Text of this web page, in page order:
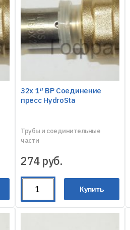
32х 1″ ВР Соединение
пресс HydroSta
Трубы и соединительные
части
274 руб.
Купить